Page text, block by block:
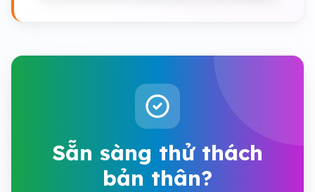
Sẵn sàng thử thách
bản thân?